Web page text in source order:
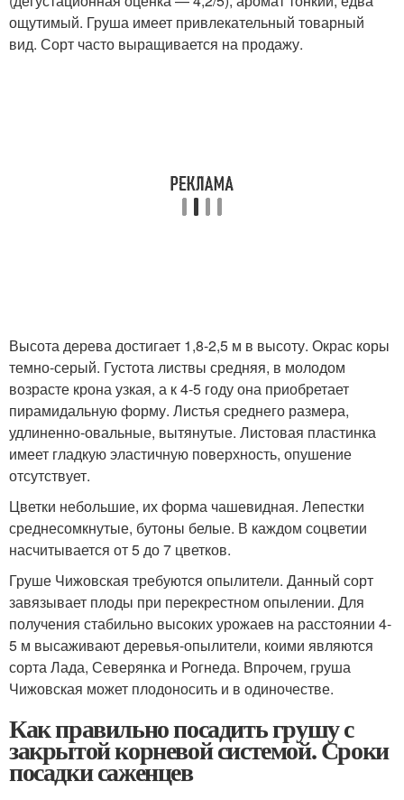
ощутимый. Груша имеет привлекательный товарный
вид. Сорт часто выращивается на продажу.
Высота дерева достигает 1,8-2,5 м в высоту. Окрас коры
темно-серый. Густота листвы средняя, в молодом
возрасте крона узкая, а к 4-5 году она приобретает
пирамидальную форму. Листья среднего размера,
удлиненно-овальные, вытянутые. Листовая пластинка
имеет гладкую эластичную поверхность, опушение
отсутствует.
Цветки небольшие, их форма чашевидная. Лепестки
среднесомкнутые, бутоны белые. В каждом соцветии
насчитывается от 5 до 7 цветков.
Груше Чижовская требуются опылители. Данный сорт
завязывает плоды при перекрестном опылении. Для
получения стабильно высоких урожаев на расстоянии 4-
5 м высаживают деревья-опылители, коими являются
сорта Лада, Северянка и Рогнеда. Впрочем, груша
Чижовская может плодоносить и в одиночестве.
Как правильно посадить грушу с
закрытой корневой системой. Сроки
посадки саженцев